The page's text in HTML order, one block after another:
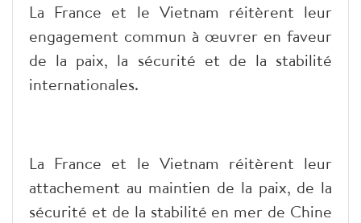
La France et le Vietnam réitèrent leur
engagement commun à œuvrer en faveur
de la paix, la sécurité et de la stabilité
internationales.
La France et le Vietnam réitèrent leur
attachement au maintien de la paix, de la
sécurité et de la stabilité en mer de Chine